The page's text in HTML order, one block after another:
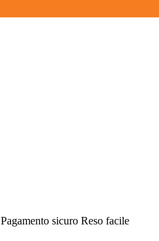
Pagamento sicuro Reso facile